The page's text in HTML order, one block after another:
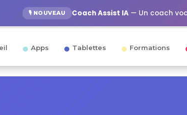
🎙️ NOUVEAU Coach Assist IA— Un coach
Apps Tablettes Formations